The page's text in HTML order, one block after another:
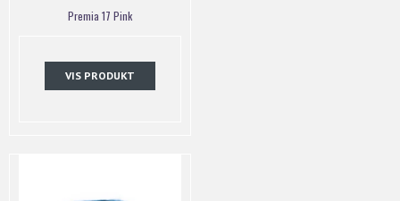
Premia 17 Pink
VIS PRODUKT